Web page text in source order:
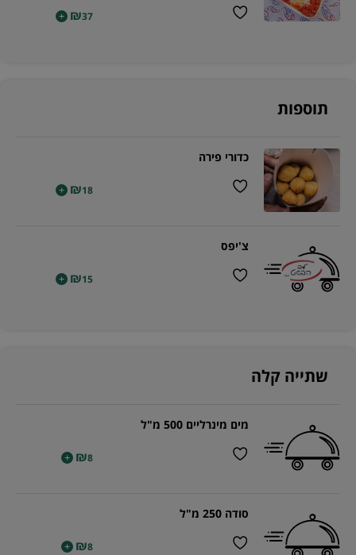
₪37
+
תוספות
כדורי פירה
₪18
+
צ'יפס
₪15
+
שתייה קלה
מים מינרליים 500 מ"ל
₪8
+
סודה 250 מ"ל
₪8
+